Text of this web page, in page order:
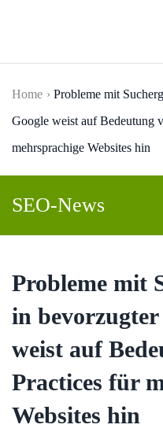
Home
Probleme mit
Google weist auf Bedeutung
mehrsprachige Websites hin
SEO-News
Probleme mit
in
weist auf
Practices für
Websites hin